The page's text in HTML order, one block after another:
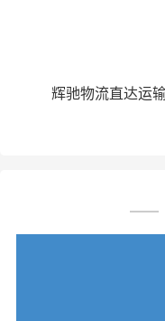
辉驰物流直达运